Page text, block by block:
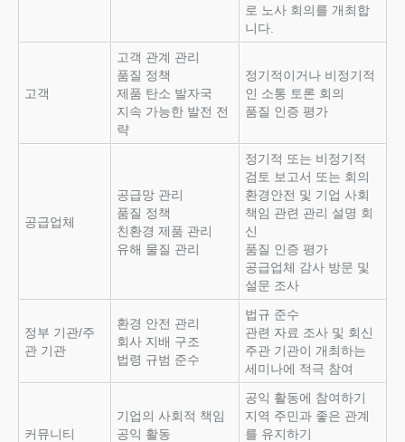
로 노사 회의를 개최합
니다.
고객
고객 관계 관리
품질 정책
제품 탄소 발자국
지속 가능한 발전 전
략
정기적이거나 비정기적
인 소통 토론 회의
품질 인증 평가
공급업체
공급망 관리
품질 정책
친환경 제품 관리
유해 물질 관리
정기적 또는 비정기적
검토 보고서 또는 회의
환경안전 및 기업 사회
책임 관련 관리 설명 회
신
품질 인증 평가
공급업체 감사 방문 및
설문 조사
정부 기관/주
관 기관
환경 안전 관리
회사 지배 구조
법령 규범 준수
법규 준수
관련 자료 조사 및 회신
주관 기관이 개최하는
세미나에 적극 참여
커뮤니티
기업의 사회적 책임
공익 활동
공익 활동에 참여하기
지역 주민과 좋은 관계
를 유지하기